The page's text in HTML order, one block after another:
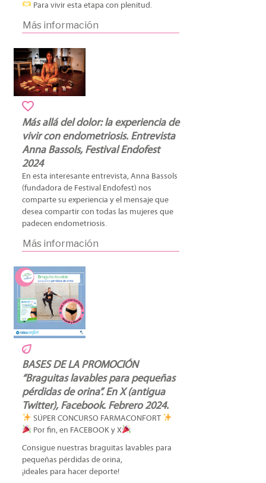
Para vivir esta etapa con plenitud.
Más información
Más allá del dolor: la experiencia de
vivir con endometriosis. Entrevista
Anna Bassols, Festival Endofest
2024
En esta interesante entrevista, Anna Bassols
(fundadora de Festival Endofest) nos
comparte su experiencia y el mensaje que
desea compartir con todas las mujeres que
padecen endometriosis.
Más información
BASES DE LA PROMOCIÓN
“Braguitas lavables para pequeñas
pérdidas de orina”. En X (antigua
Twitter), Facebook. Febrero 2024.
SÚPER CONCURSO FARMACONFORT
Por fin, en FACEBOOK y X
Consigue nuestras braguitas lavables para
pequeñas pérdidas de orina,
¡ideales para hacer deporte!